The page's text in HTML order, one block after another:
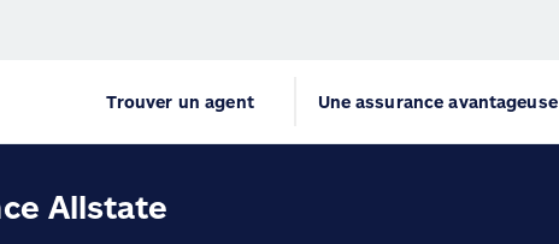
Trouver un agent Une assurance avantageuse
Allstate